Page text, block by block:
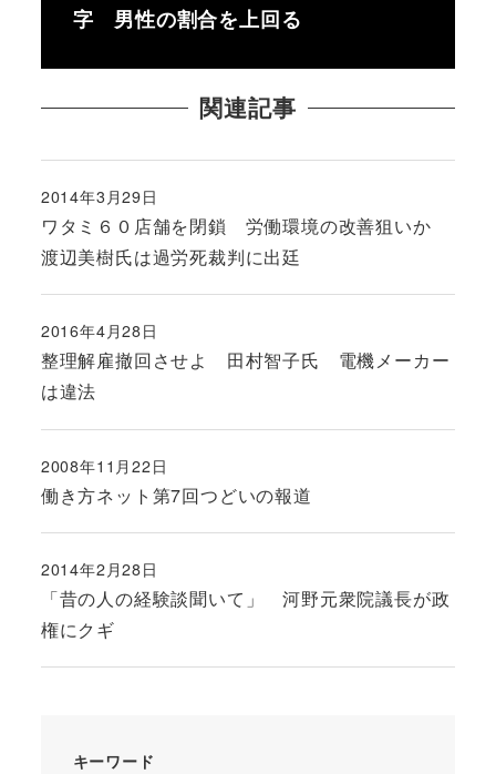
字 男性の割合を上回る
関連記事
ワタミ６０店舗を閉鎖 労働環境の改善狙いか
渡辺美樹氏は過労死裁判に出廷
投稿日
2014年3月29日
整理解雇撤回させよ 田村智子氏 電機メーカー
は違法
投稿日
2016年4月28日
働き方ネット第7回つどいの報道
投稿日
2008年11月22日
「昔の人の経験談聞いて」 河野元衆院議長が政
権にクギ
投稿日
2014年2月28日
キーワード